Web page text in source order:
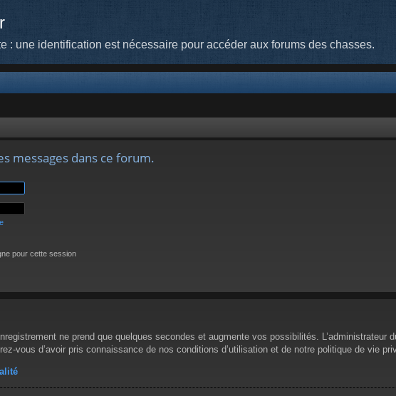
: une identification est nécessaire pour accéder aux forums des chasses.
messages dans ce forum.
pour cette session
ne prend que quelques secondes et augmente vos possibilités.
vous d’avoir pris connaissance de nos conditions d’utilisation et de notre politique de vie